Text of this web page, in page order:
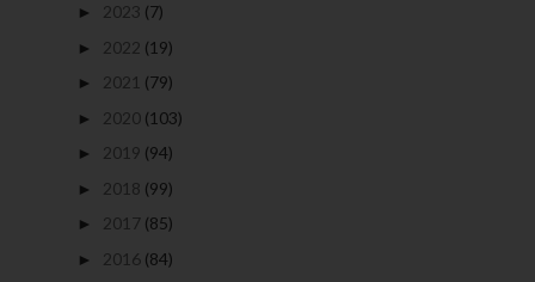
► 2023 (7)
► 2022 (19)
► 2021 (79)
► 2020 (103)
► 2019 (94)
► 2018 (99)
► 2017 (85)
► 2016 (84)